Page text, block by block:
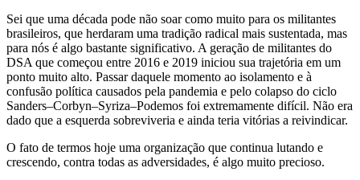
Sei que uma década pode não soar como muito para os militantes
brasileiros, que herdaram uma tradição radical mais sustentada, mas
para nós é algo bastante significativo. A geração de militantes do
DSA que começou entre 2016 e 2019 iniciou sua trajetória em um
ponto muito alto. Passar daquele momento ao isolamento e à
confusão política causados pela pandemia e pelo colapso do ciclo
Sanders–Corbyn–Syriza–Podemos foi extremamente difícil. Não era
dado que a esquerda sobreviveria e ainda teria vitórias a reivindicar.
O fato de termos hoje uma organização que continua lutando e
crescendo, contra todas as adversidades, é algo muito precioso.